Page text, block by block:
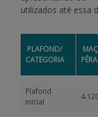
utilizados até essa
PLAFOND/
CATEGORIA
PÊRA
Plafond
inicial